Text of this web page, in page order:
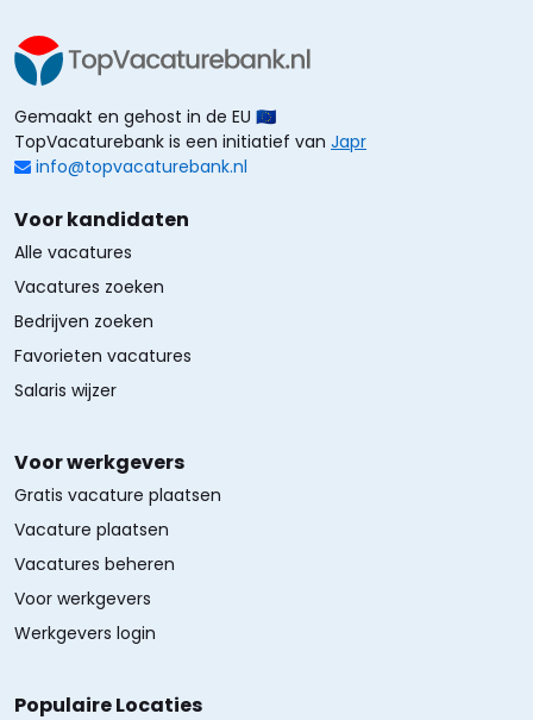
Gemaakt en gehost in de EU 🇪🇺
TopVacaturebank is een initiatief van Japr
info@topvacaturebank.nl
Voor kandidaten
Alle vacatures
Vacatures zoeken
Bedrijven zoeken
Favorieten vacatures
Salaris wijzer
Voor werkgevers
Gratis vacature plaatsen
Vacature plaatsen
Vacatures beheren
Voor werkgevers
Werkgevers login
Populaire Locaties